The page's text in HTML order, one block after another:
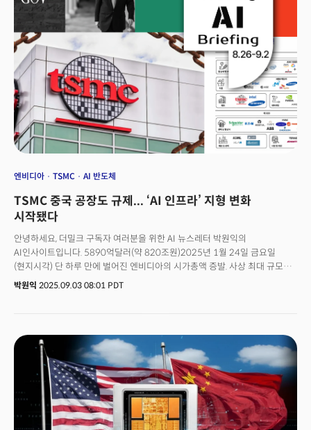
평가받은 지 1년여 만에 이뤄졌다. 2023년 설립 이래로 미스트랄 AI는 단 2년
만에 약 30억유로(약 4조8800억원)의 VC 자금을 확보했으며 직원 수는
200명 이상으로 성장했다.이번 투자는 단순한 대규모 AI 투자를 넘어서는
의미를 지닌다. 미국과 중국의 기술 대기업이 장악해 온 AI 패권 구도에 유럽이
본격적으로 도전장을 내민 상징적인 사건으로 해석되기 때문이다. 유럽
최고의 하드웨어 기업(ASML)과 소프트웨어 기업(미스트랄 AI)이 손을
잡음으로써 자체 수직 통합 생태계 구축 가능성이 열렸다.
엔비디아 TSMC AI 반도체
TSMC 중국 공장도 규제... ‘AI 인프라’ 지형 변화
시작됐다
안녕하세요, 더밀크 구독자 여러분을 위한 AI 뉴스레터 박원익의
AI인사이트입니다. 5890억달러(약 820조원)2025년 1월 24일 금요일
(현지시각) 단 하루 만에 벌어진 엔비디아의 시가총액 증발. 사상 최대 규모의
충격적인 손실을 모두 기억하시리라 생각합니다. 중국 AI 스타트업 딥시크가
영향을 미치는 단순한 사건이 아니었습니다. 실리콘밸리 기업 동향, 미국의
정책 방향을 심도 있게 취재하는 더밀크는 이를 중요한 시그널로
인식했습니다. 핵심은 미국과 중국의 AI 패권 경쟁이 AI 인프라 전반으로
확장되고 있다는 것입니다. AI 반도체, 데이터센터, 전력망 등 강력한 AI를
개발할 수 있는 토대를 확보하는 것이 미국과 중국의 핵심 아젠다로 격상,
흐름이 계속될 것으로 보였습니다. 👉관련 기사: 트럼프 AI 액션 플랜 분석
(무료)
박원익 2025.09.03 08:01 PDT